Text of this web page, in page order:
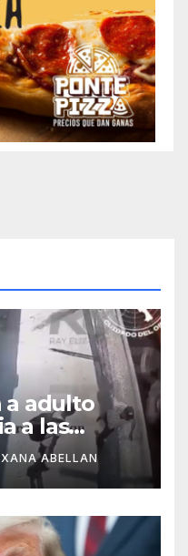
a adulto
a las
en ABELLAN